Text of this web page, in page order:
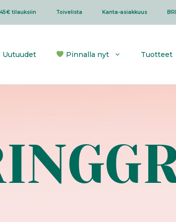
tilauksiin Toivelista Kanta-asiakkuus
Uutuudet Pinnalla nyt Tuotteet